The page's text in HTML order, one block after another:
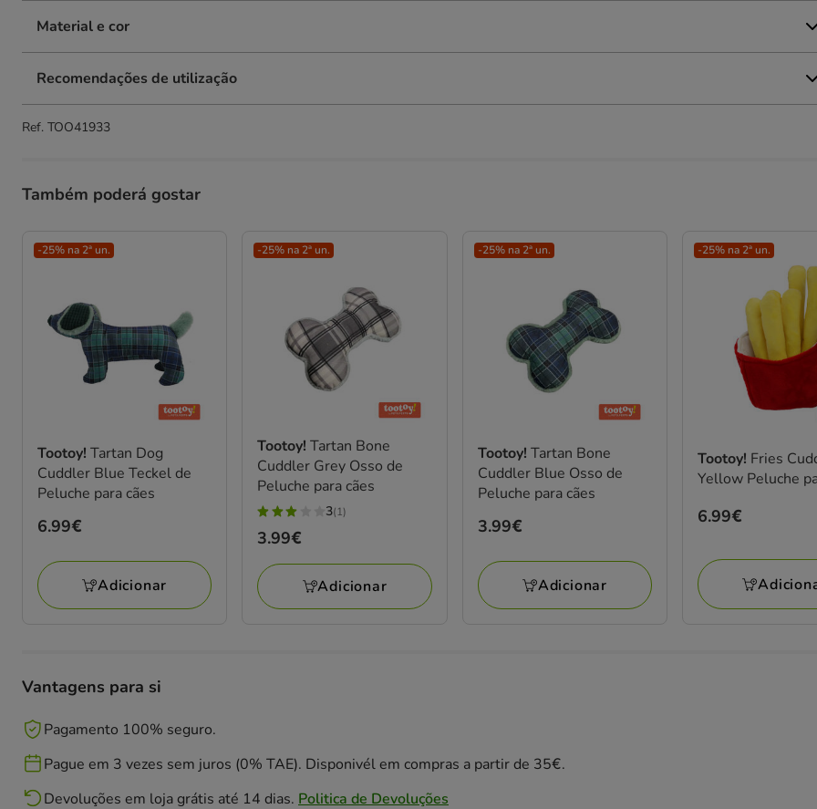
Material e cor
Recomendações de utilização
Ref. TOO41933
Também poderá gostar
-25% na 2ª un.
Tootoy! Tartan Dog
Cuddler Blue Teckel de
Peluche para cães
Preço
6.99€
Adicionar
-25% na 2ª un.
Tootoy!Tartan Bone
Cuddler Grey Osso de
Peluche para cães
3
estrelas
com
1
avaliações
3(1)
Preço
3.99€
3.99€
Adicionar
-25% na 2ª un.
Tootoy! Tartan Bone
Cuddler Blue Osso de
Peluche para cães
Preço
3.99€
Adicionar
-25% na 2ª un.
Tootoy! Fries
Yellow Peluche
Preço
6.99€
Vantagens para si
Pagamento 100% seguro.
Pague em 3 vezes sem juros (0% TAE). Disponivél em compras a partir de 35€.
Devoluções em loja grátis até 14 dias. Politica de Devoluções